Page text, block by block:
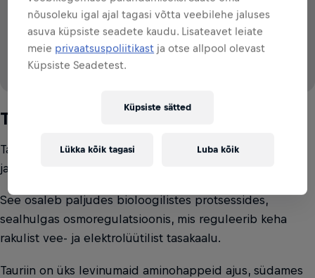
80mg
250 ml kohta
250 ml kohta
250 ml kohta
250 ml kohta
250 ml kohta
250 ml kohta
Source: IFIC (2008 & 2015), EFSA (2015)
Tauriin
Tauriin on aminohape, mis esineb loomulikult inimkehas
ja mida leidub igapäevases toidus.
See osaleb paljudes bioloogilistes protsessides,
sealhulgas osmoregulatsioonis, mis reguleerib keha
rakulist vee- ja elektrolüütilist tasakaalu.
Tauriin on üks levinumaid aminohappeid ajus, südames
nõusoleku igal ajal tagasi võtta veebilehe jaluses
asuva küpsiste seadete kaudu. Lisateavet leiate
meie privaatsuspoliitikast ja otse allpool olevast
Küpsiste Seadetest.
Küpsiste sätted
Lükka kõik tagasi Luba kõik